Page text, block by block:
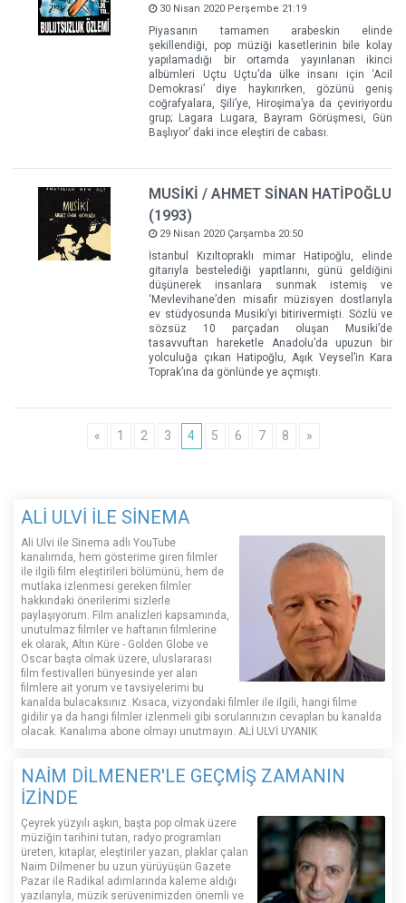
30 Nisan 2020 Perşembe 21:19
Piyasanın tamamen arabeskin elinde
şekillendiği, pop müziği kasetlerinin bile kolay
yapılamadığı bir ortamda yayınlanan ikinci
albümleri Uçtu Uçtu’da ülke insanı için ‘Acil
Demokrasi’ diye haykırırken, gözünü geniş
coğrafyalara, Şili’ye, Hiroşima’ya da çeviriyordu
grup; Lagara Lugara, Bayram Görüşmesi, Gün
Başlıyor’ daki ince eleştiri de cabası.
MUSİKİ / AHMET SİNAN HATİPOĞLU
(1993)
29 Nisan 2020 Çarşamba 20:50
İstanbul Kızıltopraklı mimar Hatipoğlu, elinde
gitarıyla bestelediği yapıtlarını, günü geldiğini
düşünerek insanlara sunmak istemiş ve
‘Mevlevihane’den misafir müzisyen dostlarıyla
ev stüdyosunda Musiki’yi bitirivermişti. Sözlü ve
sözsüz 10 parçadan oluşan Musiki’de
tasavvuftan hareketle Anadolu’da upuzun bir
yolculuğa çıkan Hatipoğlu, Aşık Veysel’in Kara
Toprak’ına da gönlünde ye açmıştı.
« 1 2 3 4 5 6 7 8 »
ALİ ULVİ İLE SİNEMA
Ali Ulvi ile Sinema adlı YouTube
kanalımda, hem gösterime giren filmler
ile ilgili film eleştirileri bölümünü, hem de
mutlaka izlenmesi gereken filmler
hakkındaki önerilerimi sizlerle
paylaşıyorum. Film analizleri kapsamında,
unutulmaz filmler ve haftanın filmlerine
ek olarak, Altın Küre - Golden Globe ve
Oscar başta olmak üzere, uluslararası
film festivalleri bünyesinde yer alan
filmlere ait yorum ve tavsiyelerimi bu
kanalda bulacaksınız. Kısaca, vizyondaki filmler ile ilgili, hangi filme
gidilir ya da hangi filmler izlenmeli gibi sorularınızın cevapları bu kanalda
olacak. Kanalıma abone olmayı unutmayın. ALİ ULVİ UYANIK
NAİM DİLMENER'LE GEÇMİŞ ZAMANIN
İZİNDE
Çeyrek yüzyılı aşkın, başta pop olmak üzere
müziğin tarihini tutan, radyo programları
üreten, kitaplar, eleştiriler yazan, plaklar çalan
Naim Dilmener bu uzun yürüyüşün Gazete
Pazar ile Radikal adımlarında kaleme aldığı
yazılarıyla, müzik serüvenimizden önemli ve